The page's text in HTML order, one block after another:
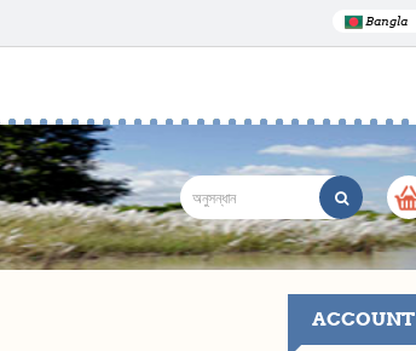
Bangla
ACCOUNT